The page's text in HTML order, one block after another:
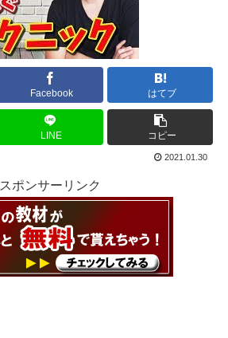
Facebook はてブ
LINE コピー
2021.01.30
スポンサーリンク